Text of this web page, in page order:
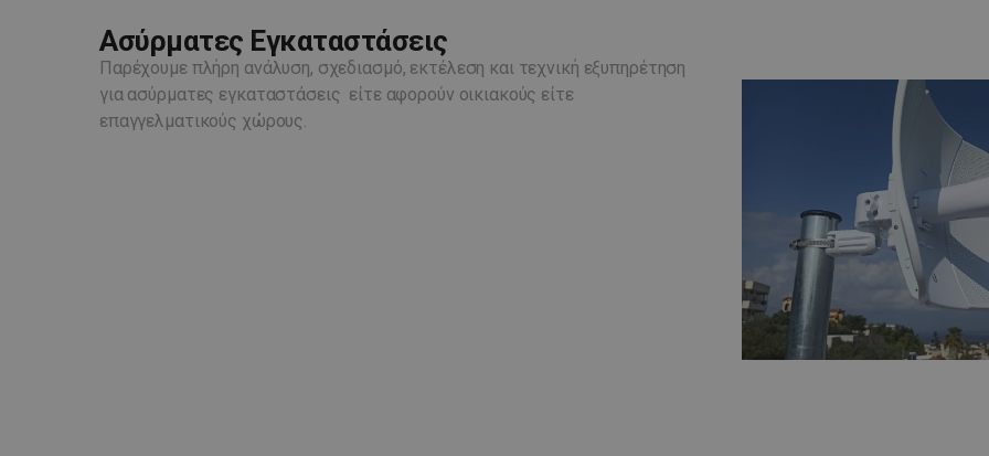
Ασύρματες Εγκαταστάσεις
Παρέχουμε πλήρη ανάλυση, σχεδιασμό, εκτέλεση και τεχνική εξυπηρέτηση
για ασύρματες εγκαταστάσεις είτε αφορούν οικιακούς είτε
επαγγελματικούς χώρους.